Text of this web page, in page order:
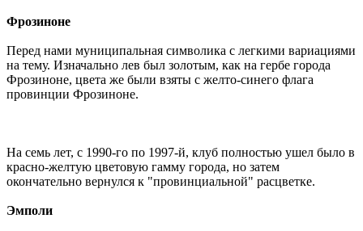
Фрозиноне
Перед нами муниципальная символика с легкими вариациями
на тему. Изначально лев был золотым, как на гербе города
Фрозиноне, цвета же были взяты с желто-синего флага
провинции Фрозиноне.
На семь лет, с 1990-го по 1997-й, клуб полностью ушел было в
красно-желтую цветовую гамму города, но затем
окончательно вернулся к "провинциальной" расцветке.
Эмполи